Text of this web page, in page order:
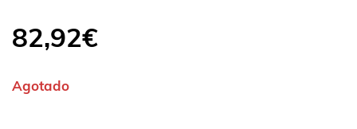
82,92€
Agotado